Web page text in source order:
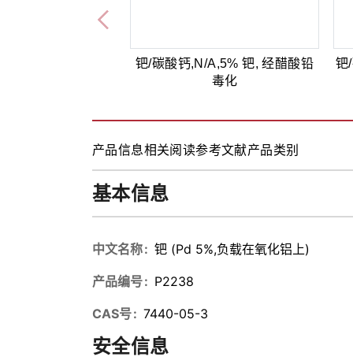
钯/碳酸钙,N/A,5% 钯, 经醋酸铅
毒化
钯
产品信息相关阅读参考文献产品类别
基本信息
中文名称 钯 (Pd 5%,负载在氧化铝上)
产品编号 P2238
CAS号 7440-05-3
安全信息